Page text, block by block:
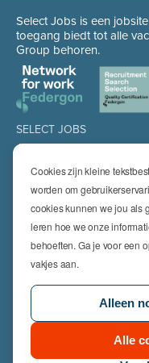
Cookies zijn kleine
worden om
cookies kunnen we jou als
leren hoe we onze
behoeften. Ga je voor een
vakjes aan.
Alleen
Alle
Select Jobs is een
toegang biedt tot alle
Group behoren.
SELECT JOBS
Jobs
Job alert
SPECIALISATIES
Technics
High Technics & Engineering
Logistics
Finance & Insurance
Office
HR & Legal